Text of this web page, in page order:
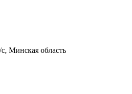
Минская область